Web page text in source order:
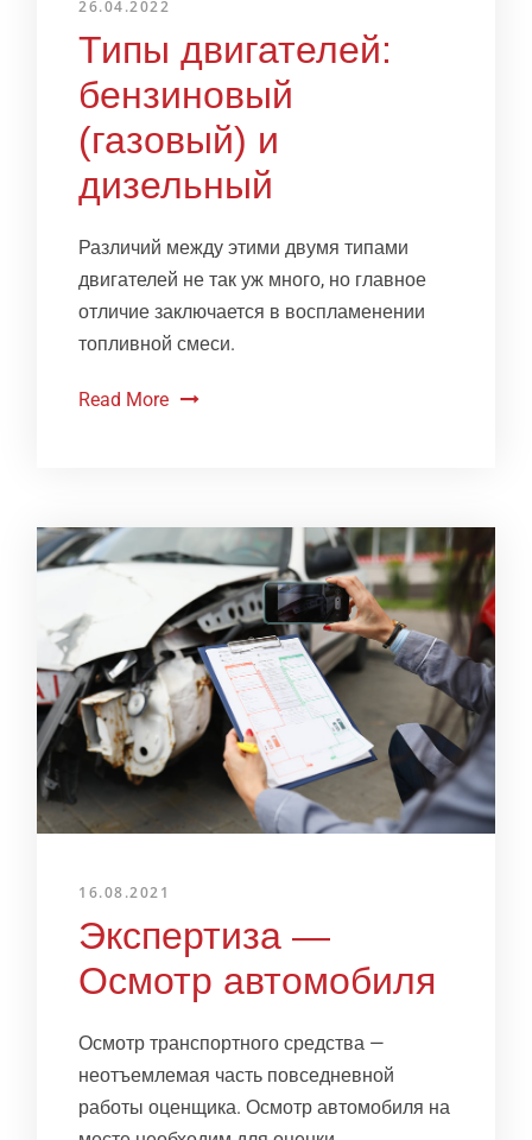
26.04.2022
Типы двигателей:
бензиновый
(газовый) и
дизельный
Различий между этими двумя типами
двигателей не так уж много, но главное
отличие заключается в воспламенении
топливной смеси.
Read More
16.08.2021
Экспертиза —
Осмотр автомобиля
Осмотр транспортного средства —
неотъемлемая часть повседневной
работы оценщика. Осмотр автомобиля на